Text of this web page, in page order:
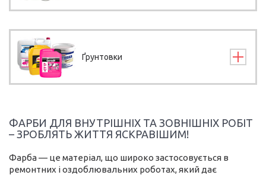
Ґрунтовки
ФАРБИ ДЛЯ ВНУТРІШНІХ ТА ЗОВНІШНІХ РОБІТ
– ЗРОБЛЯТЬ ЖИТТЯ ЯСКРАВІШИМ!
Фарба — це матеріал, що широко застосовується в
ремонтних і оздоблювальних роботах, який дає